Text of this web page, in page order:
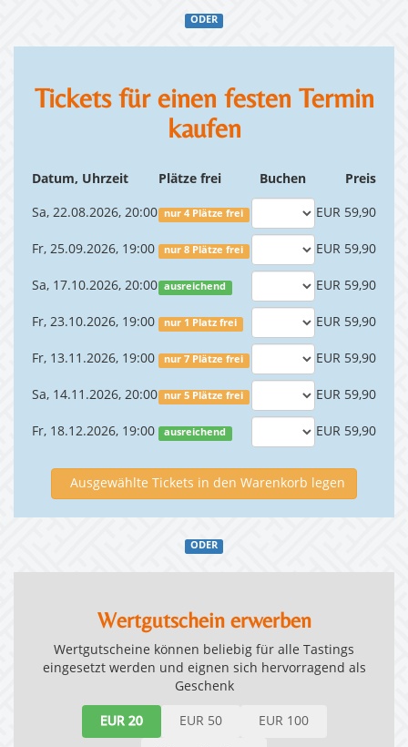
ODER
Tickets für einen festen Termin
kaufen
Datum, Uhrzeit Plätze frei Buchen Preis
Sa, 22.08.2026, 20:00 nur 4 Plätze frei EUR 59,90
Fr, 25.09.2026, 19:00 nur 8 Plätze frei EUR 59,90
Sa, 17.10.2026, 20:00 ausreichend EUR 59,90
Fr, 23.10.2026, 19:00 nur 1 Platz frei EUR 59,90
Fr, 13.11.2026, 19:00 nur 7 Plätze frei EUR 59,90
Sa, 14.11.2026, 20:00 nur 5 Plätze frei EUR 59,90
Fr, 18.12.2026, 19:00 ausreichend EUR 59,90
Ausgewählte Tickets in den Warenkorb legen
ODER
Wertgutschein erwerben
Wertgutscheine können beliebig für alle Tastings
eingesetzt werden und eignen sich hervorragend als
Geschenk
EUR 20 EUR 50 EUR 100